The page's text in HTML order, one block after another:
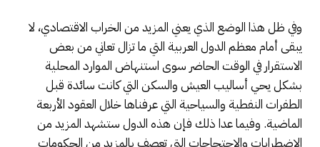
وفي ظل هذا الوضع الذي يعني المزيد من الخراب الاقتصادي، لا
يبقى أمام معظم الدول العربية التي ما تزال تعاني من بعض
الاستقرار في الوقت الحاضر سوى استنهاض الموارد المحلية
بشكل يحي أساليب العيش والسكن التي كانت سائدة قبل
الطفرات النفطية والسياحية التي عرفناها خلال العقود الأربعة
الماضية. وفيما عدا ذلك فإن هذه الدول ستشهد المزيد من
الاضطرابات والاحتجاجات التي تعصف بالمزيد من الحكومات